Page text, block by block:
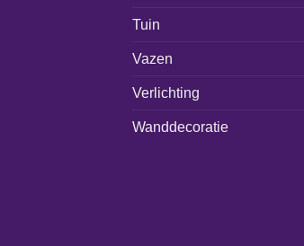
Tuin
Vazen
Verlichting
Wanddecoratie